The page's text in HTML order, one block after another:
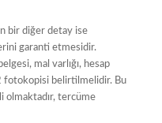
bir diğer detay ise
garanti etmesidir.
mal varlığı, hesap
fotokopisi belirtilmelidir. Bu
olmaktadır, tercüme